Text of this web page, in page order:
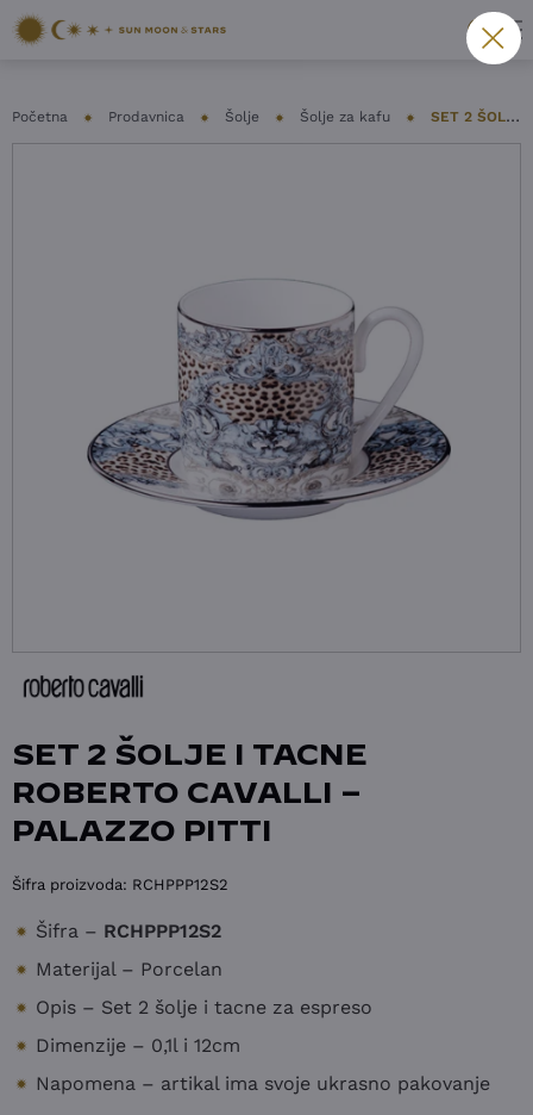
Početna Prodavnica Šolje Šolje za kafu SET 2 ŠOLJE I TACNE ROBERTO CAVALLI – PALAZZO PITTI
SET 2 ŠOLJE I TACNE
ROBERTO CAVALLI –
PALAZZO PITTI
Šifra proizvoda: RCHPPP12S2
Šifra – RCHPPP12S2
Materijal – Porcelan
Opis – Set 2 šolje i tacne za espreso
Dimenzije – 0,1l i 12cm
Napomena – artikal ima svoje ukrasno pakovanje